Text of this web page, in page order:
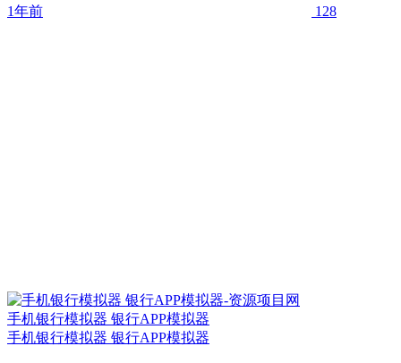
1年前 128
手机银行模拟器 银行APP模拟器
手机银行模拟器 银行APP模拟器